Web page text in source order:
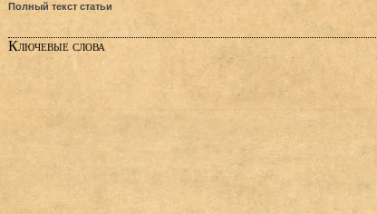
Полный текст статьи
Ключевые слова